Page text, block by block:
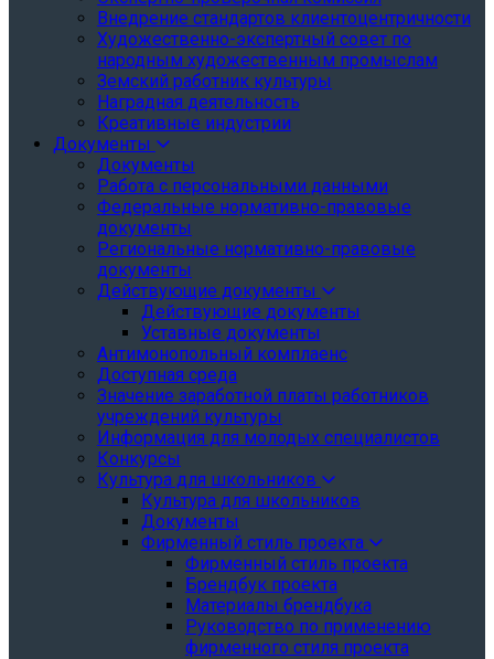
Внедрение стандартов клиентоцентричности
Художественно-экспертный совет по
народным художественным промыслам
Земский работник культуры
Наградная деятельность
Креативные индустрии
Документы
Документы
Работа с персональными данными
Федеральные нормативно-правовые
документы
Региональные нормативно-правовые
документы
Действующие документы
Действующие документы
Уставные документы
Антимонопольный комплаенс
Доступная среда
Значение заработной платы работников
учреждений культуры
Информация для молодых специалистов
Конкурсы
Культура для школьников
Культура для школьников
Документы
Фирменный стиль проекта
Фирменный стиль проекта
Брендбук проекта
Материалы брендбука
Руководство по применению
фирменного стиля проекта